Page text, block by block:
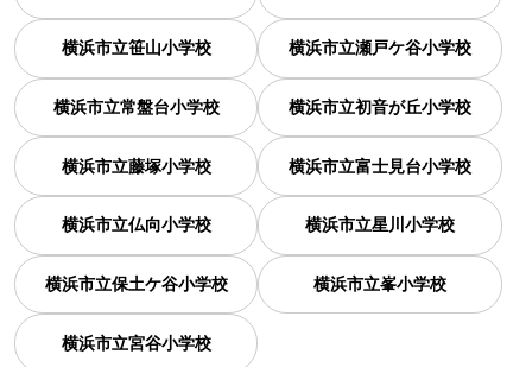
横浜市立笹山小学校 横浜市立瀬戸ケ谷小学校
横浜市立常盤台小学校 横浜市立初音が丘小学校
横浜市立藤塚小学校 横浜市立富士見台小学校
横浜市立仏向小学校 横浜市立星川小学校
横浜市立保土ケ谷小学校 横浜市立峯小学校
横浜市立宮谷小学校